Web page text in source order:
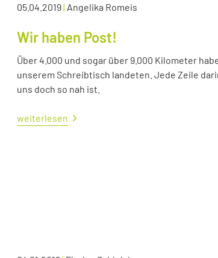
05.04.2019| Angelika Romeis
Wir haben Post!
Über 4.000 und sogar über 9.000 Kilometer
unserem Schreibtisch landeten. Jede Zeile
uns doch so nah ist.
weiterlesen